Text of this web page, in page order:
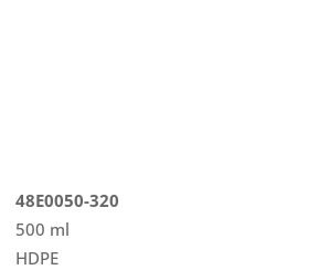
48E0050-320
500 ml
HDPE